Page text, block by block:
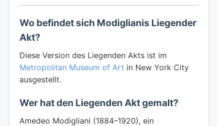
Wo befindet sich Modiglianis Liegender
Akt?
Diese Version des Liegenden Akts ist im
Metropolitan Museum of Art in New York City
ausgestellt.
Wer hat den Liegenden Akt gemalt?
Amedeo Modigliani (1884–1920), ein